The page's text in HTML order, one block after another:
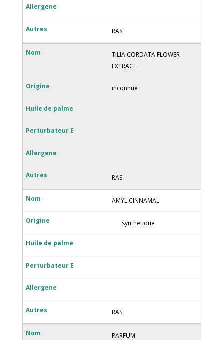
RAS
TILIA CORDATA FLOWER
EXTRACT
inconnue
RAS
AMYL CINNAMAL
synthetique
RAS
PARFUM